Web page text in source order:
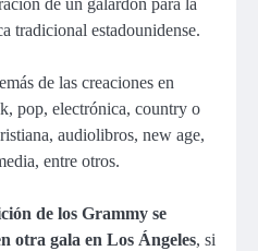
de un galardón para la
tradicional estadounidense.
de las creaciones en
pop, electrónica, country o
audiolibros, new age,
entre otros.
de los Grammy se
otra gala en Los Ángeles, si